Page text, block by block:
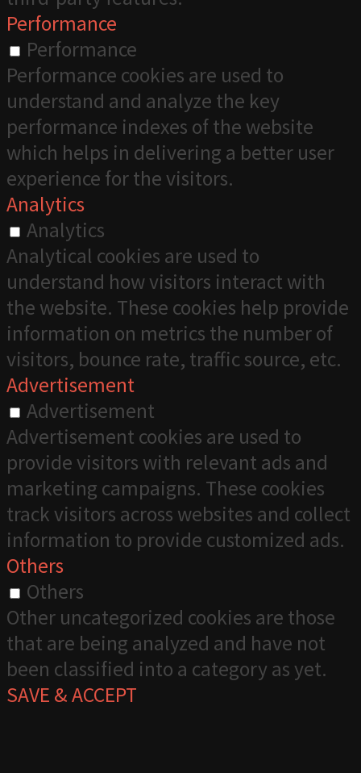
Performance
Performance
Performance cookies are used to
understand and analyze the key
performance indexes of the website
which helps in delivering a better user
experience for the visitors.
Analytics
Analytics
Analytical cookies are used to
understand how visitors interact with
the website. These cookies help provide
information on metrics the number of
visitors, bounce rate, traffic source, etc.
Advertisement
Advertisement
Advertisement cookies are used to
provide visitors with relevant ads and
marketing campaigns. These cookies
track visitors across websites and collect
information to provide customized ads.
Others
Others
Other uncategorized cookies are those
that are being analyzed and have not
been classified into a category as yet.
SAVE & ACCEPT